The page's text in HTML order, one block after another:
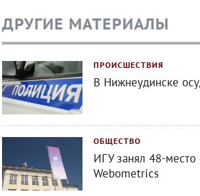
ДРУГИЕ МАТЕРИАЛЫ
ПРОИСШЕСТВИЯ
В Нижнеудинске
ОБЩЕСТВО
ИГУ занял 48-место
Webometrics